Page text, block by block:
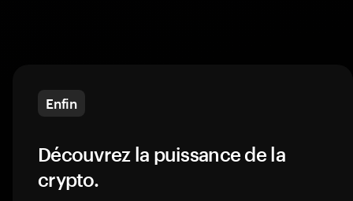
Enfin
Découvrez la puissance de la
crypto.